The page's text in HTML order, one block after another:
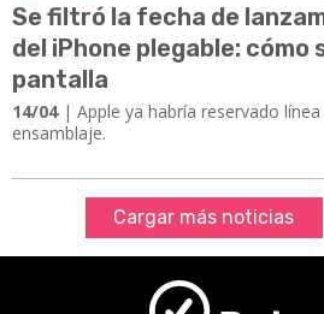
Se filtró la fecha de
del iPhone plegable: cómo
pantalla
14/04| Apple ya habría reservado línea
ensamblaje.
Cargar más noticias